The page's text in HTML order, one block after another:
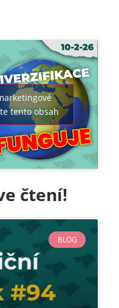
tento obsah
čtení!
BLOG